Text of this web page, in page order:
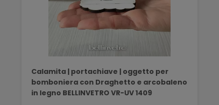
Calamita | portachiave | oggetto per
bomboniera con Draghetto e arcobaleno
in legno BELLINVETRO VR-UV 1409